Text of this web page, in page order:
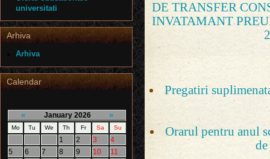
DE TRANSFER
INVATAMANT
Pregatiri
Orarul pentru anul
universitati
Arhiva
Arhiva
Calendar
« January 2026 »
Mo Tu We Th Fr Sa Su
1 2 3
4
5
6 7 8 9 10
11